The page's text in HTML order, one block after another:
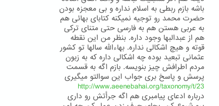
باشه بازم ربطی به اسلام نداره و بی معجزه بودن
حضرت محمد رو توجیه نمیکنه کتابای بهائی هم
به عربی هستن هم به فارسی حتی متنای ترکی
هم از عبدالبها وجود داره. بنظر من این نقطه
قوته و هیچ اشکالی نداره. بهاءالله سالها تو کشور
عثمانی تبعید بوده چه اشکالی داره که به زبون
مردم اطرافش چیز بنویسه. بازم اگه به قسمت
پرسش و پاسخ بری جواب این سوالتو میگیری
http://www.aeenebahai.org/taxonomy/t/23
درباره ادعای پیامبری هم اگه جرأتش رو داری